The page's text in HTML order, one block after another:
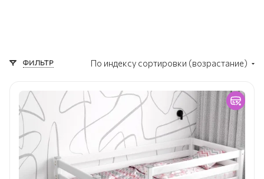
ФИЛЬТР По индексу сортировки (возрастание)